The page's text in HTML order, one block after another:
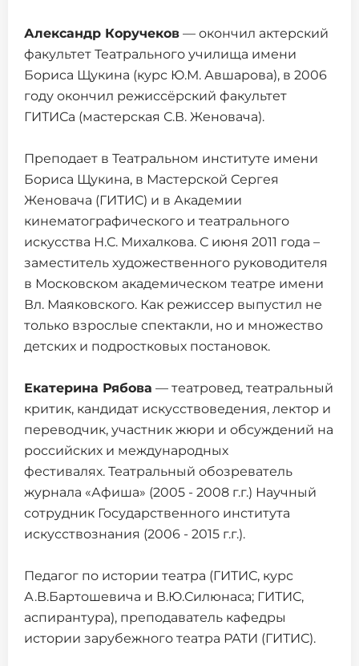
Александр Коручеков — окончил актерский
факультет Театрального училища имени
Бориса Щукина (курс Ю.М. Авшарова), в 2006
году окончил режиссёрский факультет
ГИТИСа (мастерская С.В. Женовача).
Преподает в Театральном институте имени
Бориса Щукина, в Мастерской Сергея
Женовача (ГИТИС) и в Академии
кинематографического и театрального
искусства Н.С. Михалкова. С июня 2011 года –
заместитель художественного руководителя
в Московском академическом театре имени
Вл. Маяковского. Как режиссер выпустил не
только взрослые спектакли, но и множество
детских и подростковых постановок.
Екатерина Рябова — театровед, театральный
критик, кандидат искусствоведения, лектор и
переводчик, участник жюри и обсуждений на
российских и международных
фестивалях. Театральный обозреватель
журнала «Афиша» (2005 - 2008 г.г.) Научный
сотрудник Государственного института
искусствознания (2006 - 2015 г.г.).
Педагог по истории театра (ГИТИС, курс
А.В.Бартошевича и В.Ю.Силюнаса; ГИТИС,
аспирантура), преподаватель кафедры
истории зарубежного театра РАТИ (ГИТИС).